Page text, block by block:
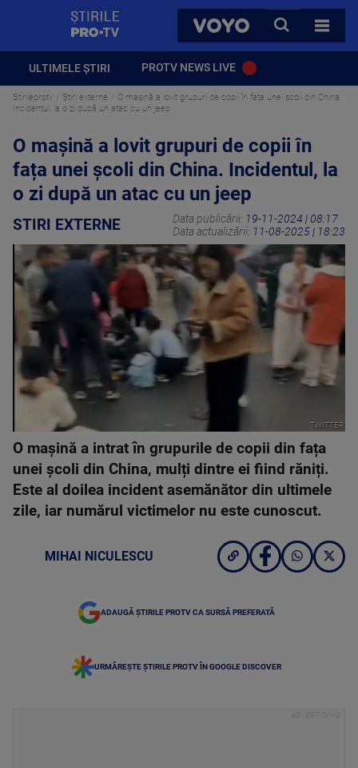
VOYO
CAUTA
TOATE
ULTIMELE ȘTIRI PROTV NEWS LIVE
Stirileprotv Stiri externe
O mașină a lovit grupuri de copii în fața unei școli din China.
Incidentul, la o zi după un atac cu un jeep
O mașină a lovit grupuri de copii în
fața unei școli din China. Incidentul, la
o zi după un atac cu un jeep
STIRI EXTERNE Data publicării: 19-11-2024 | 08:17
Data actualizării: 11-08-2025 | 18:23
TWITTER
O mașină a intrat în grupurile de copii din fața
unei școli din China, mulți dintre ei fiind răniți.
Este al doilea incident asemănător din ultimele
zile, iar numărul victimelor nu este cunoscut.
MIHAI NICULESCU
ADAUGĂ ȘTIRILE PROTV CA SURSĂ PREFERATĂ
URMĂREȘTE ȘTIRILE PROTV ÎN GOOGLE DISCOVER